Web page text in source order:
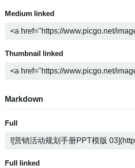
Medium linked
Thumbnail linked
Markdown
Full
Full linked